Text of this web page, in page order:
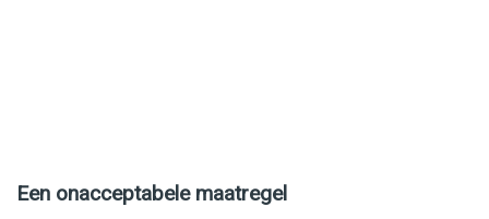
Een onacceptabele maatregel